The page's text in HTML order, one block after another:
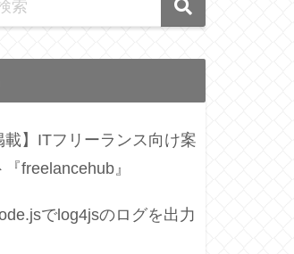
載】ITフリーランス向け案
freelancehub』
でlog4jsのログを出力